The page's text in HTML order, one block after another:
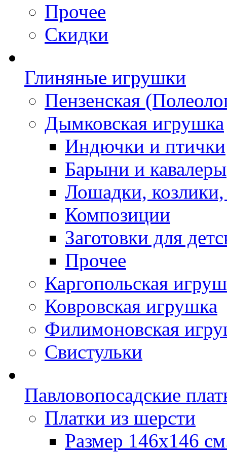
Прочее
Скидки
Глиняные игрушки
Пензенская
Дымковская игрушка
Индючки и птички
Барыни и кавалеры
Лошадки,
Композиции
Заготовки для
Прочее
Каргопольская
Ковровская игрушка
Филимоновская
Свистульки
Павловопосадские
Платки из шерсти
Размер 146х146